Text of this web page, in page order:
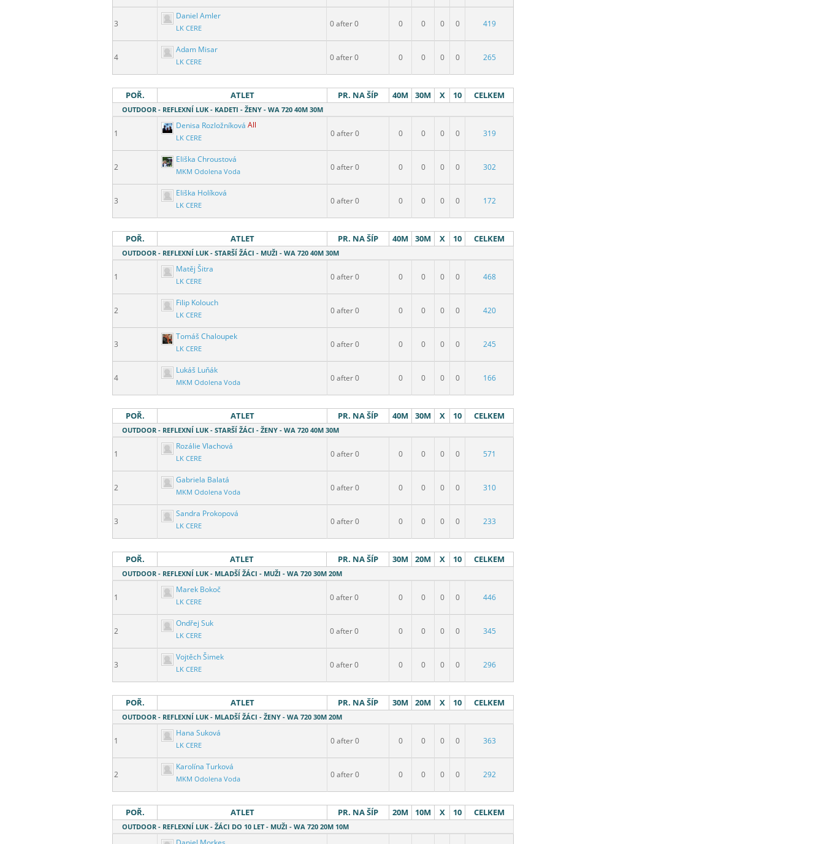
3
Daniel Amler
LK CERE 0 after 0 0 0 0 0 419
4
Adam Misar
LK CERE 0 after 0 0 0 0 0 265
POŘ. ATLET PR. NA ŠÍP 40M 30M X 10 CELKEM
OUTDOOR - REFLEXNÍ LUK - KADETI - ŽENY - WA 720 40M 30M
1
Denisa Rozložníková All
LK CERE 0 after 0 0 0 0 0 319
2
Eliška Chroustová
MKM Odolena Voda 0 after 0 0 0 0 0 302
3
Eliška Holíková
LK CERE 0 after 0 0 0 0 0 172
POŘ. ATLET PR. NA ŠÍP 40M 30M X 10 CELKEM
OUTDOOR - REFLEXNÍ LUK - STARŠÍ ŽÁCI - MUŽI - WA 720 40M 30M
1
Matěj Šitra
LK CERE 0 after 0 0 0 0 0 468
2
Filip Kolouch
LK CERE 0 after 0 0 0 0 0 420
3
Tomáš Chaloupek
LK CERE 0 after 0 0 0 0 0 245
4
Lukáš Luňák
MKM Odolena Voda 0 after 0 0 0 0 0 166
POŘ. ATLET PR. NA ŠÍP 40M 30M X 10 CELKEM
OUTDOOR - REFLEXNÍ LUK - STARŠÍ ŽÁCI - ŽENY - WA 720 40M 30M
1
Rozálie Vlachová
LK CERE 0 after 0 0 0 0 0 571
2
Gabriela Balatá
MKM Odolena Voda 0 after 0 0 0 0 0 310
3
Sandra Prokopová
LK CERE 0 after 0 0 0 0 0 233
POŘ. ATLET PR. NA ŠÍP 30M 20M X 10 CELKEM
OUTDOOR - REFLEXNÍ LUK - MLADŠÍ ŽÁCI - MUŽI - WA 720 30M 20M
1
Marek Bokoč
LK CERE 0 after 0 0 0 0 0 446
2
Ondřej Suk
LK CERE 0 after 0 0 0 0 0 345
3
Vojtěch Šimek
LK CERE 0 after 0 0 0 0 0 296
POŘ. ATLET PR. NA ŠÍP 30M 20M X 10 CELKEM
OUTDOOR - REFLEXNÍ LUK - MLADŠÍ ŽÁCI - ŽENY - WA 720 30M 20M
1
Hana Suková
LK CERE 0 after 0 0 0 0 0 363
2
Karolína Turková
MKM Odolena Voda 0 after 0 0 0 0 0 292
POŘ. ATLET PR. NA ŠÍP 20M 10M X 10 CELKEM
OUTDOOR - REFLEXNÍ LUK - ŽÁCI DO 10 LET - MUŽI - WA 720 20M 10M